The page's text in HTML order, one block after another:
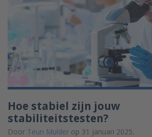
Hoe stabiel zijn jouw
stabiliteitstesten?
Door Teun Mulder op 31 januari 2025.